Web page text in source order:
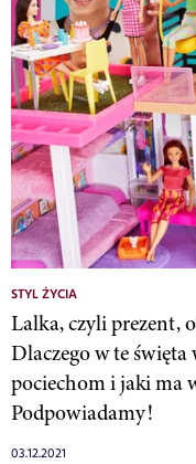
STYL ŻYCIA
Lalka, czyli prezent,
Dlaczego w te
pociechom i jaki ma
Podpowiadamy!
03.12.2021